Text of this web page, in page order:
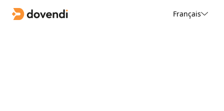
Français